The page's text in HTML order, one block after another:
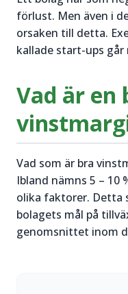
förlust. Men även i
orsaken till detta.
kallade start-ups
Vad är en
Vad som är bra
Ibland nämns 5 – 10
olika faktorer. Detta
bolagets mål på
genomsnittet inom